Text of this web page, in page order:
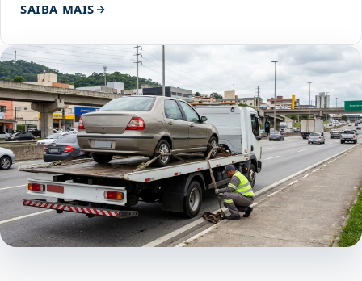
SAIBA MAIS